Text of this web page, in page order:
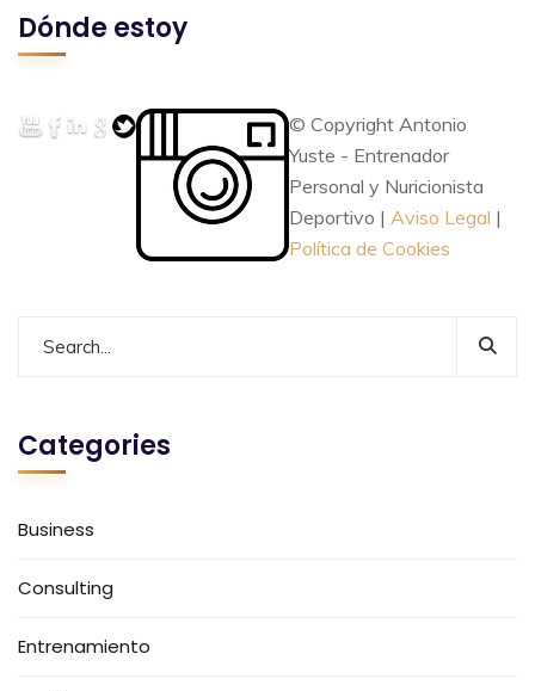
Dónde estoy
© Copyright Antonio
Yuste - Entrenador
Personal y Nuricionista
Deportivo | Aviso Legal |
Política de Cookies
Categories
Business
Consulting
Entrenamiento